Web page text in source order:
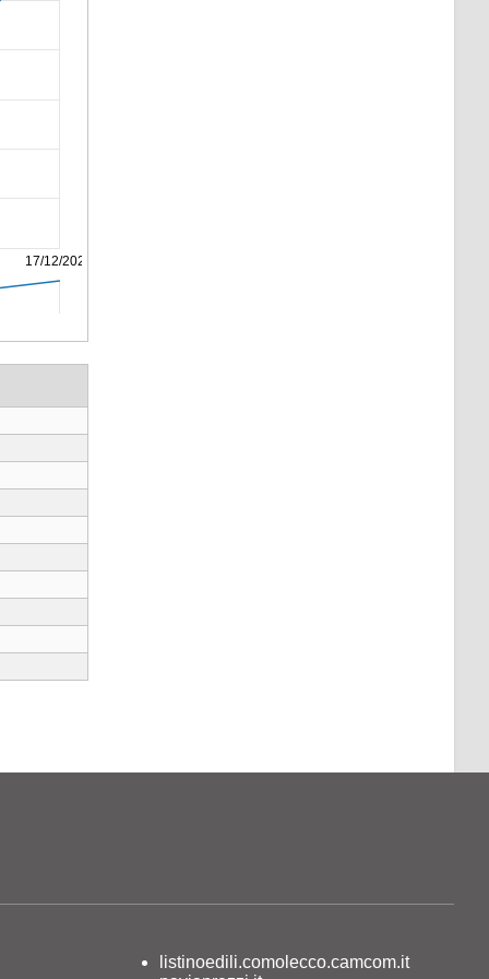
17/12/2025
listinoedili.comolecco.camcom.it